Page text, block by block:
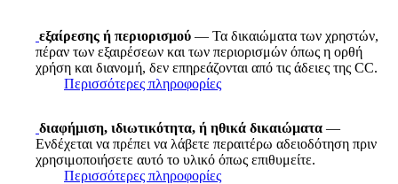
εξαίρεσης ή περιορισμού — Τα δικαιώματα των χρηστών,
πέραν των εξαιρέσεων και των περιορισμών όπως η ορθή
χρήση και διανομή, δεν επηρεάζονται από τις άδειες της CC.
Περισσότερες πληροφορίες
διαφήμιση, ιδιωτικότητα, ή ηθικά δικαιώματα —
Ενδέχεται να πρέπει να λάβετε περαιτέρω αδειοδότηση πριν
χρησιμοποιήσετε αυτό το υλικό όπως επιθυμείτε.
Περισσότερες πληροφορίες